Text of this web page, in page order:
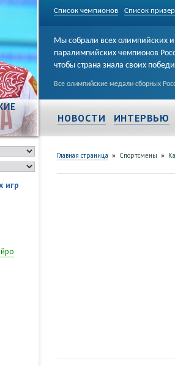
Список чемпионов Список
Мы собрали всех олимпийских и
паралимпийских чемпионов
чтобы страна знала своих
Все олимпийские медали сборных
НОВОСТИ ИНТЕРВЬЮ
игр
Главная страница » Спортсмены »